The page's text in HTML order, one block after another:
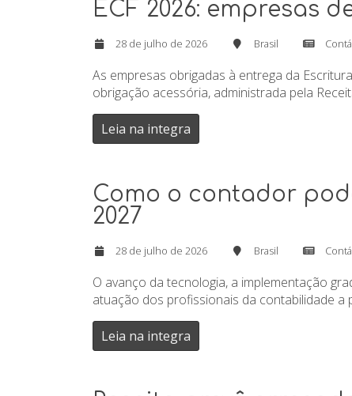
ECF 2026: empresas
28 de julho de 2026 Brasil
As empresas obrigadas à entrega da
obrigação acessória, administrada pela
Leia na integra
Como o contador
2027
28 de julho de 2026 Brasil
O avanço da tecnologia, a implementação
atuação dos profissionais da contabilidade a
Leia na integra